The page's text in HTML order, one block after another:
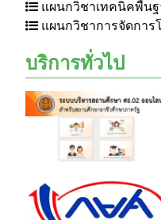
แผนกวิชาเทคนิคพื้น
แผนกวิชาการจัดกา
บริการทั่วไป